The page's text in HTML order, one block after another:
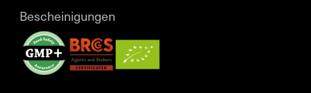
Bescheinigungen